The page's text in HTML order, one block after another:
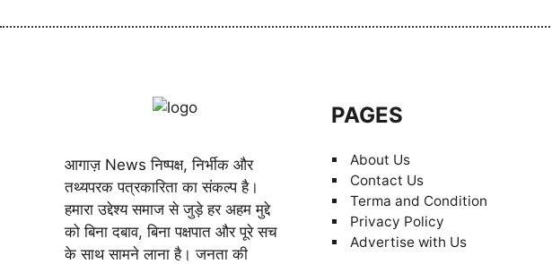
आगाज़ News निष्पक्ष, निर्भीक और
तथ्यपरक पत्रकारिता का संकल्प है।
हमारा उद्देश्य समाज से जुड़े हर अहम मुद्दे
को बिना दबाव, बिना पक्षपात और पूरे सच
के साथ सामने लाना है। जनता की
PAGES
About Us
Contact Us
Terma and Condition
Privacy Policy
Advertise with Us